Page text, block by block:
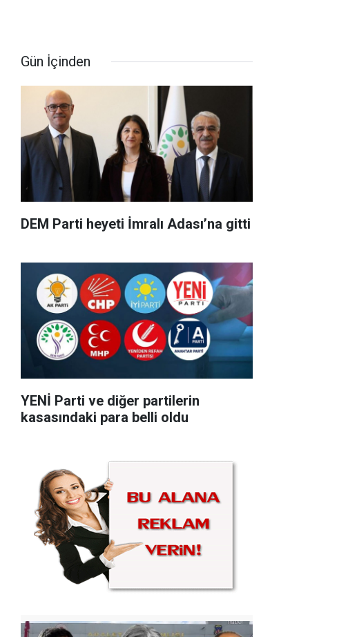
Gün İçinden
DEM Parti heyeti İmralı Adası’na gitti
YENİ Parti ve diğer partilerin
kasasındaki para belli oldu